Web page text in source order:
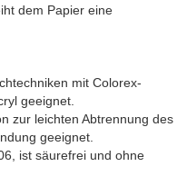
dem Papier eine
mit Colorex-
geeignet.
zur leichten Abtrennung des
geeignet.
ist säurefrei und ohne